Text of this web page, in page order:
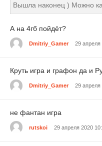
Вышла наконец ) Можно
А на 4гб пойдёт?
Dmitriy_Gamer 29 апреля
Круть игра и графон да и
Dmitriy_Gamer 29 апреля
не фантан игра
rutskoi 29 апреля 2020